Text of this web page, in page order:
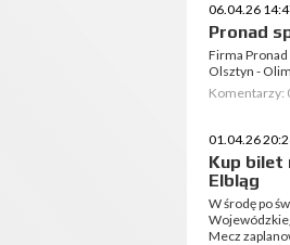
06.04.26
Pronad
Firma
Olsztyn -
Komentarzy:
01.04.26
Kup bilet
Elbląg
W środę po
Mecz